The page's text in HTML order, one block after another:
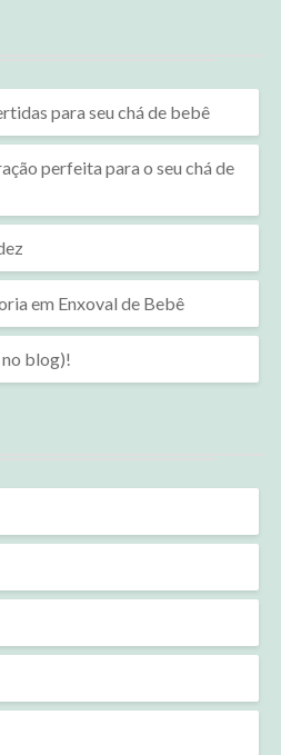
para seu chá de bebê
perfeita para o seu chá de
em Enxoval de Bebê
blog)!